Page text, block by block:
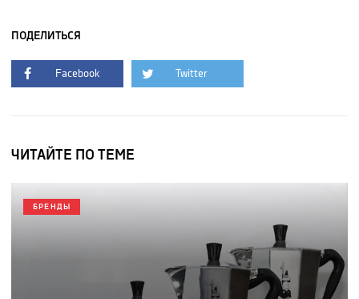
ПОДЕЛИТЬСЯ
Facebook Twitter
ЧИТАЙТЕ ПО ТЕМЕ
БРЕНДЫ